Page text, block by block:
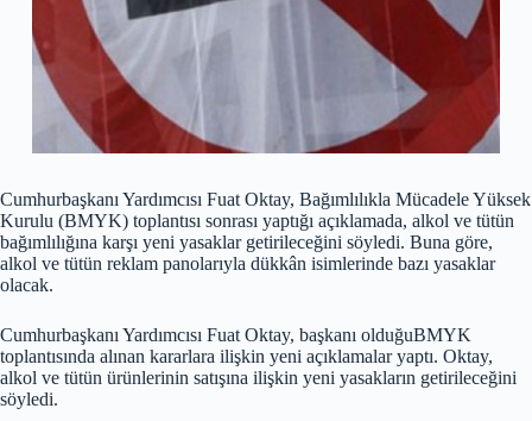
Cumhurbaşkanı Yardımcısı Fuat Oktay, Bağımlılıkla Mücadele Yüksek
Kurulu (BMYK) toplantısı sonrası yaptığı açıklamada, alkol ve tütün
bağımlılığına karşı yeni yasaklar getirileceğini söyledi. Buna göre,
alkol ve tütün reklam panolarıyla dükkân isimlerinde bazı yasaklar
olacak.
Cumhurbaşkanı Yardımcısı Fuat Oktay, başkanı olduğuBMYK
toplantısında alınan kararlara ilişkin yeni açıklamalar yaptı. Oktay,
alkol ve tütün ürünlerinin satışına ilişkin yeni yasakların getirileceğini
söyledi.